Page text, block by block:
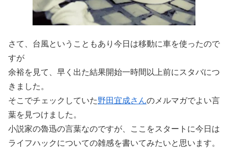
さて、台風ということもあり今日は移動に車を使ったので
すが
余裕を見て、早く出た結果開始一時間以上前にスタバにつ
きました。
そこでチェックしていた野田宜成さんのメルマガでよい言
葉を見つけました。
小説家の魯迅の言葉なのですが、ここをスタートに今日は
ライフハックについての雑感を書いてみたいと思います。